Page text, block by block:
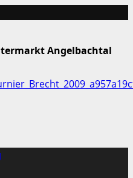
Angelbachtal